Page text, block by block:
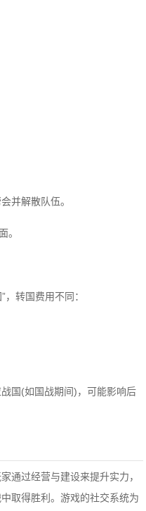
并解散队伍‌。
。
，转国费用不同：
国(如国战期间)，可能影响后
通过经营与建设来提升实力，
取得胜利。游戏的社交系统为